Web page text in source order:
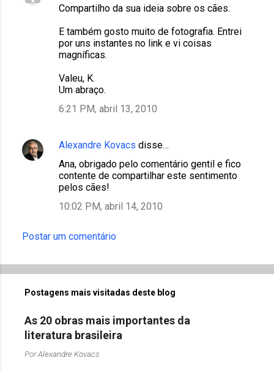
Compartilho da sua ideia sobre os cães.
E também gosto muito de fotografia. Entrei
por uns instantes no link e vi coisas
magníficas.
Valeu, K.
Um abraço.
6:21 PM, abril 13, 2010
Alexandre Kovacs disse…
Ana, obrigado pelo comentário gentil e fico
contente de compartilhar este sentimento
pelos cães!
10:02 PM, abril 14, 2010
Postar um comentário
Postagens mais visitadas deste blog
As 20 obras mais importantes da
literatura brasileira
PorAlexandre Kovacs